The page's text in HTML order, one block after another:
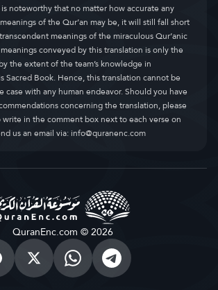
noteworthy that no matter how accurate any
of the Qur’an may be, it will still fall short
meanings of the miraculous Qur’anic
conveyed by this translation is only the
the extent of the team’s knowledge in
Sacred Book. Hence, this translation cannot be
case with any human endeavor. Should you have
concerning the translation, please
in the comment box next to each verse on
us an email via:info@quranenc.com
QuranEnc.com © 2026